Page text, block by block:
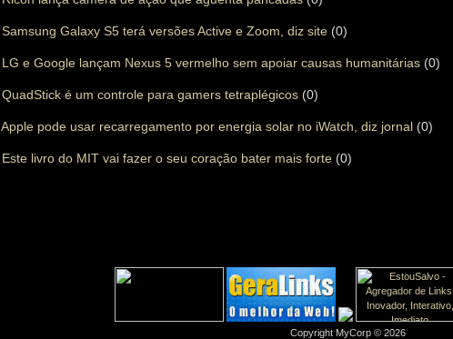
Samsung Galaxy S5 terá versões Active e Zoom, diz site (0)
LG e Google lançam Nexus 5 vermelho sem apoiar causas humanitárias (0)
QuadStick é um controle para gamers tetraplégicos (0)
Apple pode usar recarregamento por energia solar no iWatch, diz jornal (0)
Este livro do MIT vai fazer o seu coração bater mais forte (0)
Copyright MyCorp © 2026